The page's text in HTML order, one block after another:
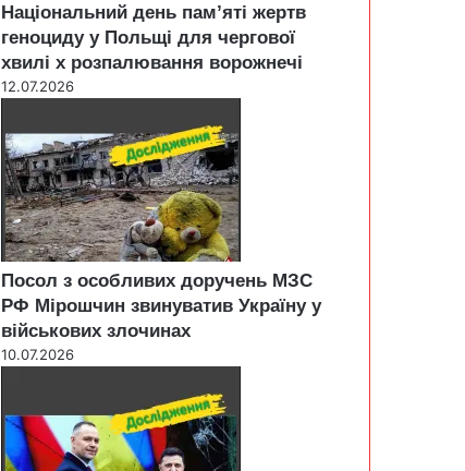
Національний день пам’яті жертв
геноциду у Польщі для чергової
хвилі х розпалювання ворожнечі
12.07.2026
Посол з особливих доручень МЗС
РФ Мірошчин звинуватив Україну у
військових злочинах
10.07.2026